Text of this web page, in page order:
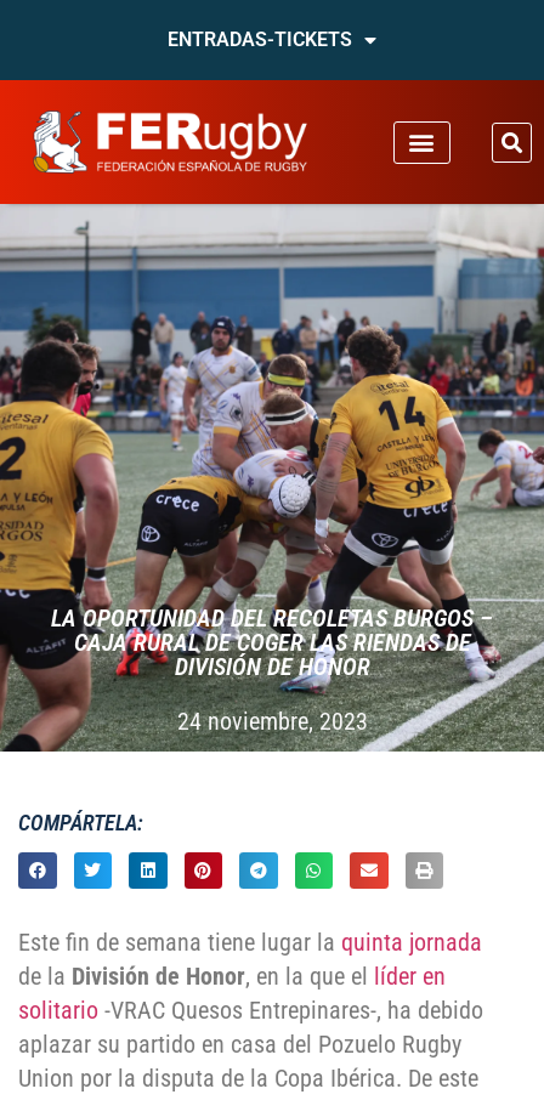
ENTRADAS-TICKETS
LA OPORTUNIDAD DEL RECOLETAS BURGOS –
CAJA RURAL DE COGER LAS RIENDAS DE
DIVISIÓN DE HONOR
24 noviembre, 2023
COMPÁRTELA:
Este fin de semana tiene lugar la quinta jornada
de la División de Honor, en la que el líder en
solitario -VRAC Quesos Entrepinares-, ha debido
aplazar su partido en casa del Pozuelo Rugby
Union por la disputa de la Copa Ibérica. De este